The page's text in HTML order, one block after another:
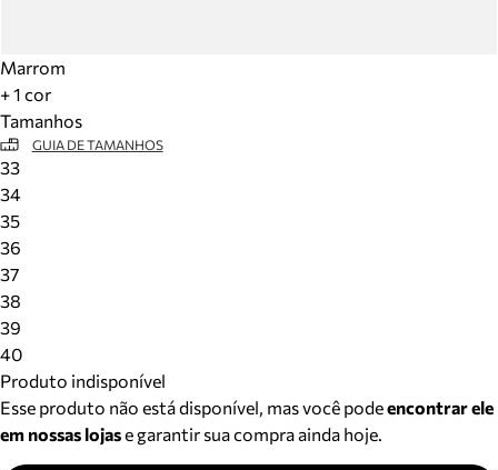
Marrom
+ 1 cor
Tamanhos
GUIA DE TAMANHOS
33
34
35
36
37
38
39
40
Produto indisponível
Esse produto não está disponível, mas você podeencontrar ele
em nossas lojase garantir sua compra ainda hoje.